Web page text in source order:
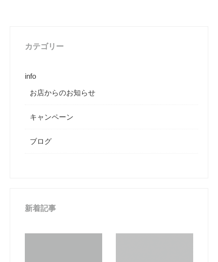
カテゴリー
info
お店からのお知らせ
キャンペーン
ブログ
新着記事